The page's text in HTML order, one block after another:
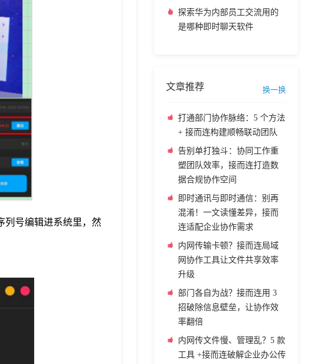
列号编辑进系统里，然
探索华为内部员工交流用的
是哪种即时聊天软件
文章推荐 换一换
打通部门协作脉络：5 个方法
+ 接而连构建顺畅联动团队
告别单打独斗：协同工作重
塑团队效率，接而连打造数
据合规协作空间
即时通讯与即时通信：别再
混淆！一文读懂差异，接而
连适配企业协作需求
内网传输卡顿？接而连局域
网协作工具让文件共享效率
升级
部门各自为战？接而连用 3
招破除信息壁垒，让协作效
率翻倍
内网传文件慢、管理乱？5 款
工具 +接而连破解企业办公传